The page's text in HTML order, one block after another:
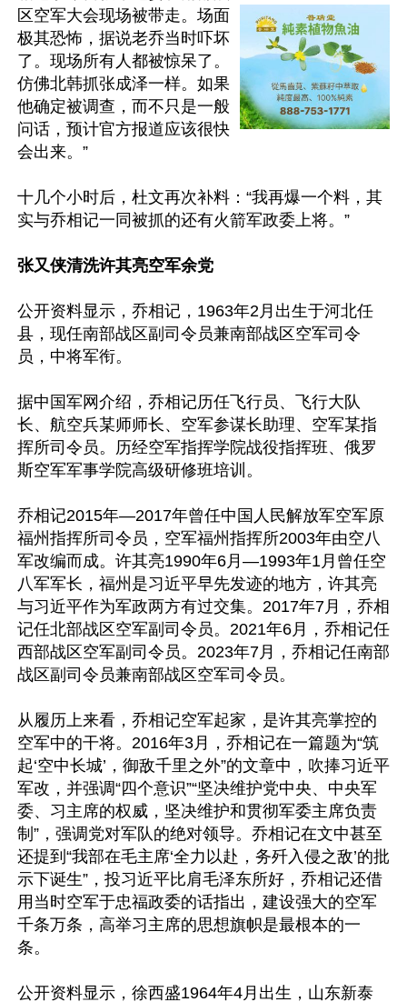
区空军大会现场被带走。场面
极其恐怖，据说老乔当时吓坏
了。现场所有人都被惊呆了。
仿佛北韩抓张成泽一样。如果
他确定被调查，而不只是一般
问话，预计官方报道应该很快
会出来。”
十几个小时后，杜文再次补料：“我再爆一个料，其
实与乔相记一同被抓的还有火箭军政委上将。”
张又侠清洗许其亮空军余党
公开资料显示，乔相记，1963年2月出生于河北任
县，现任南部战区副司令员兼南部战区空军司令
员，中将军衔。
据中国军网介绍，乔相记历任飞行员、飞行大队
长、航空兵某师师长、空军参谋长助理、空军某指
挥所司令员。历经空军指挥学院战役指挥班、俄罗
斯空军军事学院高级研修班培训。
乔相记2015年—2017年曾任中国人民解放军空军原
福州指挥所司令员，空军福州指挥所2003年由空八
军改编而成。许其亮1990年6月—1993年1月曾任空
八军军长，福州是习近平早先发迹的地方，许其亮
与习近平作为军政两方有过交集。2017年7月，乔相
记任北部战区空军副司令员。2021年6月，乔相记任
西部战区空军副司令员。2023年7月，乔相记任南部
战区副司令员兼南部战区空军司令员。
从履历上来看，乔相记空军起家，是许其亮掌控的
空军中的干将。2016年3月，乔相记在一篇题为“筑
起‘空中长城’，御敌千里之外”的文章中，吹捧习近平
军改，并强调“四个意识”“坚决维护党中央、中央军
委、习主席的权威，坚决维护和贯彻军委主席负责
制”，强调党对军队的绝对领导。乔相记在文中甚至
还提到“我部在毛主席‘全力以赴，务歼入侵之敌’的批
示下诞生”，投习近平比肩毛泽东所好，乔相记还借
用当时空军于忠福政委的话指出，建设强大的空军
千条万条，高举习主席的思想旗帜是最根本的一
条。
公开资料显示，徐西盛1964年4月出生，山东新泰